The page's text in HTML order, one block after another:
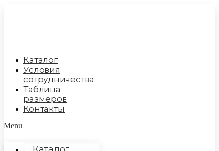
Каталог
Условия
сотрудничества
Таблица
размеров
Контакты
Menu